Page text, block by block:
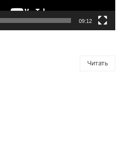
09:12
Читать